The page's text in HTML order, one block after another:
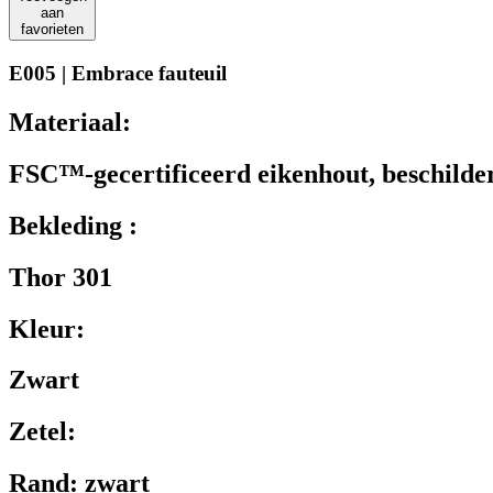
aan
favorieten
E005 | Embrace fauteuil
Materiaal:
FSC™-gecertificeerd eikenhout,
Bekleding :
Thor 301
Kleur:
Zwart
Zetel:
Rand: zwart